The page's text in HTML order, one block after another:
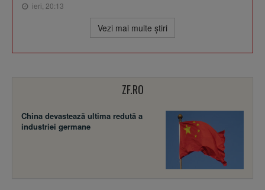
ieri, 20:13
Vezi mai multe ştiri
ZF.RO
China devastează ultima redută a
industriei germane